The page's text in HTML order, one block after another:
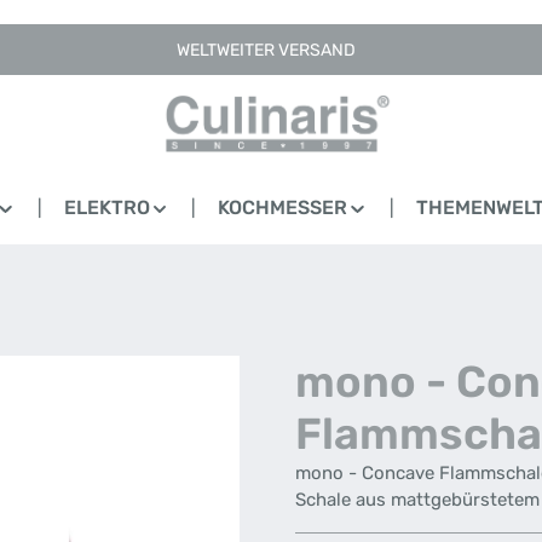
WELTWEITER VERSAND
ELEKTRO KOCHMESSER
mono -
mono - Concave
Schale aus